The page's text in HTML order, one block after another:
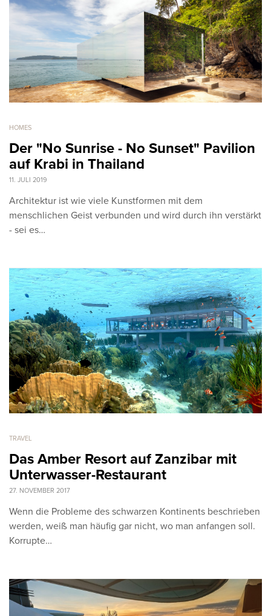
HOMES
Der "No Sunrise - No Sunset" Pavilion
auf Krabi in Thailand
11. JULI 2019
Architektur ist wie viele Kunstformen mit dem
menschlichen Geist verbunden und wird durch ihn verstärkt
- sei es…
TRAVEL
Das Amber Resort auf Zanzibar mit
Unterwasser-Restaurant
27. NOVEMBER 2017
Wenn die Probleme des schwarzen Kontinents beschrieben
werden, weiß man häufig gar nicht, wo man anfangen soll.
Korrupte…